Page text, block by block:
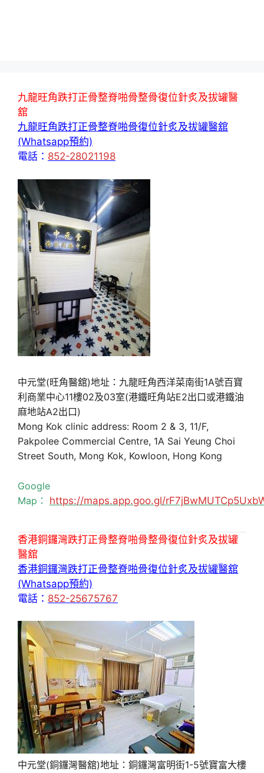
九龍旺角跌打正骨整脊啪骨整骨復位針炙及拔罐醫
舘
九龍旺角跌打正骨整脊啪骨復位針炙及拔罐醫舘
(Whatsapp預約)
電話： 852-28021198
中元堂(旺角醫舘)地址：九龍旺角西洋菜南街1A號百寶
利商業中心11樓02及03室(港鐵旺角站E2出口或港鐵油
麻地站A2出口)
Mong Kok clinic address: Room 2 & 3, 11/F,
Pakpolee Commercial Centre, 1A Sai Yeung Choi
Street South, Mong Kok, Kowloon, Hong Kong
Google
Map： https://maps.app.goo.gl/
香港銅鑼灣跌打正骨整脊啪骨整骨復位針炙及拔罐
醫舘
香港銅鑼灣跌打正骨整脊啪骨復位針炙及拔罐醫舘
(Whatsapp預約)
電話： 852-25675767
中元堂(銅鑼灣醫舘)地址：銅鑼灣富明街1-5號寶富大樓